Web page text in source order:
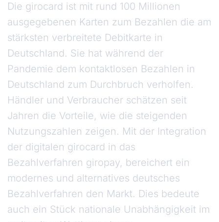
Die girocard ist mit rund 100 Millionen
ausgegebenen Karten zum Bezahlen die am
stärksten verbreitete Debitkarte in
Deutschland. Sie hat während der
Pandemie dem kontaktlosen Bezahlen in
Deutschland zum Durchbruch verholfen.
Händler und Verbraucher schätzen seit
Jahren die Vorteile, wie die steigenden
Nutzungszahlen zeigen. Mit der Integration
der digitalen girocard in das
Bezahlverfahren giropay, bereichert ein
modernes und alternatives deutsches
Bezahlverfahren den Markt. Dies bedeute
auch ein Stück nationale Unabhängigkeit im